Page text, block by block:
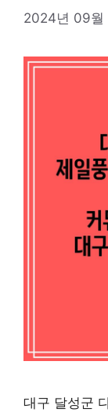
2024년 09월
대구 달성군